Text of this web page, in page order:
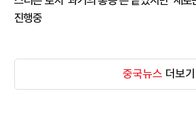
진행중
중국뉴스 더보기